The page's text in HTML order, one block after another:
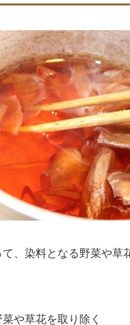
、染料となる野菜や草
や草花を取り除く